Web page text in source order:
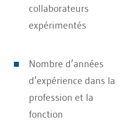
collaborateurs
expérimentés
Nombre d’années
d’expérience dans la
profession et la
fonction